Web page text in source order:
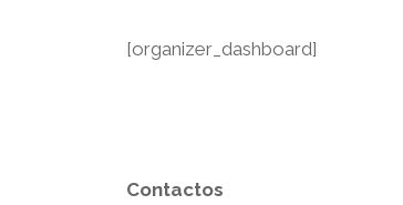
[organizer_dashboard]
Contactos